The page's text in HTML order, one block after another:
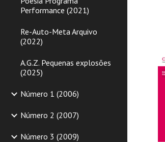
Performance (2021)
Re-Auto-Meta Arquivo
(2022)
A.G.Z. Pequenas explosões
(2025)
Número 1 (2006)
Número 2 (2007)
Número 3 (2009)